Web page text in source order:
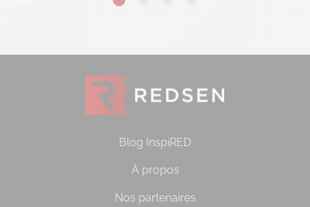
Blog InspiRED
À propos
Nos partenaires